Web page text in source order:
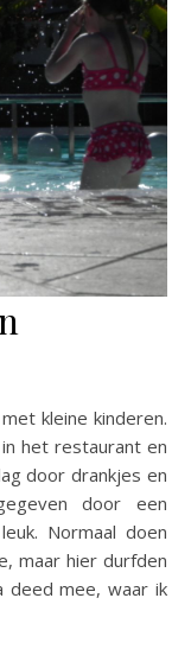
kleine kinderen.
het restaurant en
door drankjes en
door een
Normaal doen
maar hier durfden
deed mee, waar ik